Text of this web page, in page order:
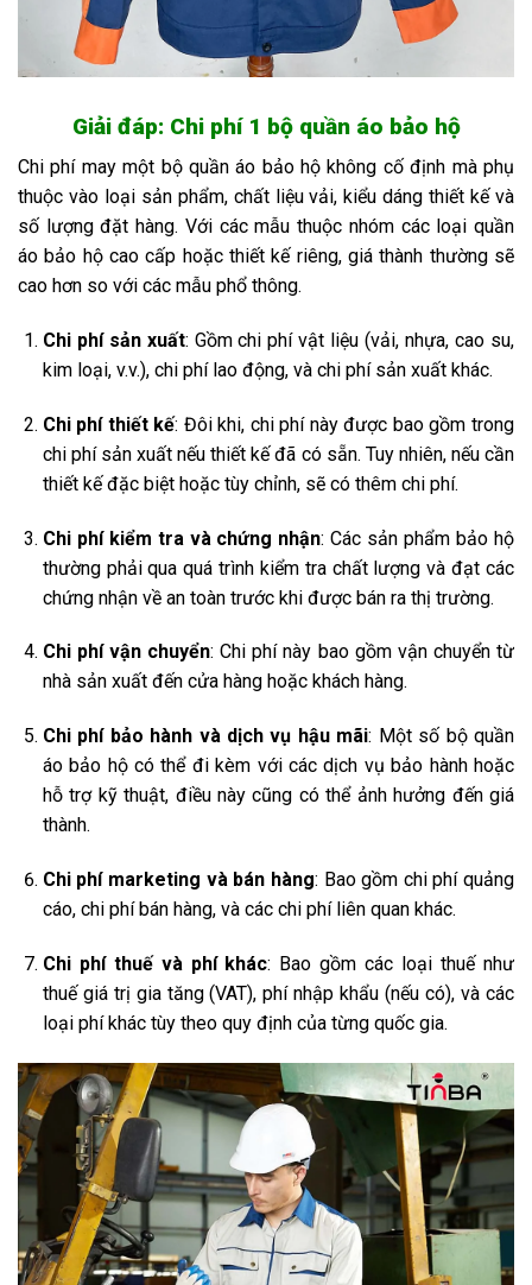
Giải đáp: Chi phí 1 bộ quần áo bảo hộ
Chi phí may một bộ quần áo bảo hộ không cố định mà phụ
thuộc vào loại sản phẩm, chất liệu vải, kiểu dáng thiết kế và
số lượng đặt hàng. Với các mẫu thuộc nhóm các loại quần
áo bảo hộ cao cấp hoặc thiết kế riêng, giá thành thường sẽ
cao hơn so với các mẫu phổ thông.
Chi phí sản xuất: Gồm chi phí vật liệu (vải, nhựa, cao su,
kim loại, v.v.), chi phí lao động, và chi phí sản xuất khác.
Chi phí thiết kế: Đôi khi, chi phí này được bao gồm trong
chi phí sản xuất nếu thiết kế đã có sẵn. Tuy nhiên, nếu cần
thiết kế đặc biệt hoặc tùy chỉnh, sẽ có thêm chi phí.
Chi phí kiểm tra và chứng nhận: Các sản phẩm bảo hộ
thường phải qua quá trình kiểm tra chất lượng và đạt các
chứng nhận về an toàn trước khi được bán ra thị trường.
Chi phí vận chuyển: Chi phí này bao gồm vận chuyển từ
nhà sản xuất đến cửa hàng hoặc khách hàng.
Chi phí bảo hành và dịch vụ hậu mãi: Một số bộ quần
áo bảo hộ có thể đi kèm với các dịch vụ bảo hành hoặc
hỗ trợ kỹ thuật, điều này cũng có thể ảnh hưởng đến giá
thành.
Chi phí marketing và bán hàng: Bao gồm chi phí quảng
cáo, chi phí bán hàng, và các chi phí liên quan khác.
Chi phí thuế và phí khác: Bao gồm các loại thuế như
thuế giá trị gia tăng (VAT), phí nhập khẩu (nếu có), và các
loại phí khác tùy theo quy định của từng quốc gia.